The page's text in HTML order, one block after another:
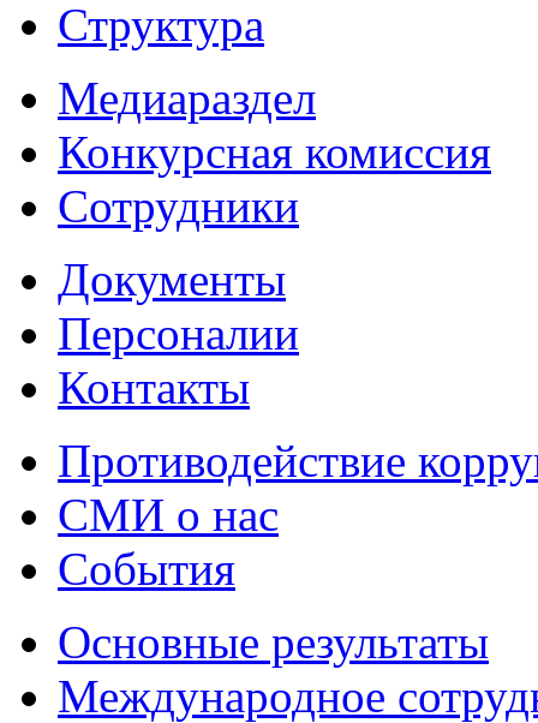
Структура
Медиараздел
Конкурсная комиссия
Сотрудники
Документы
Персоналии
Контакты
Противодействие
СМИ о нас
События
Основные результаты
Международное